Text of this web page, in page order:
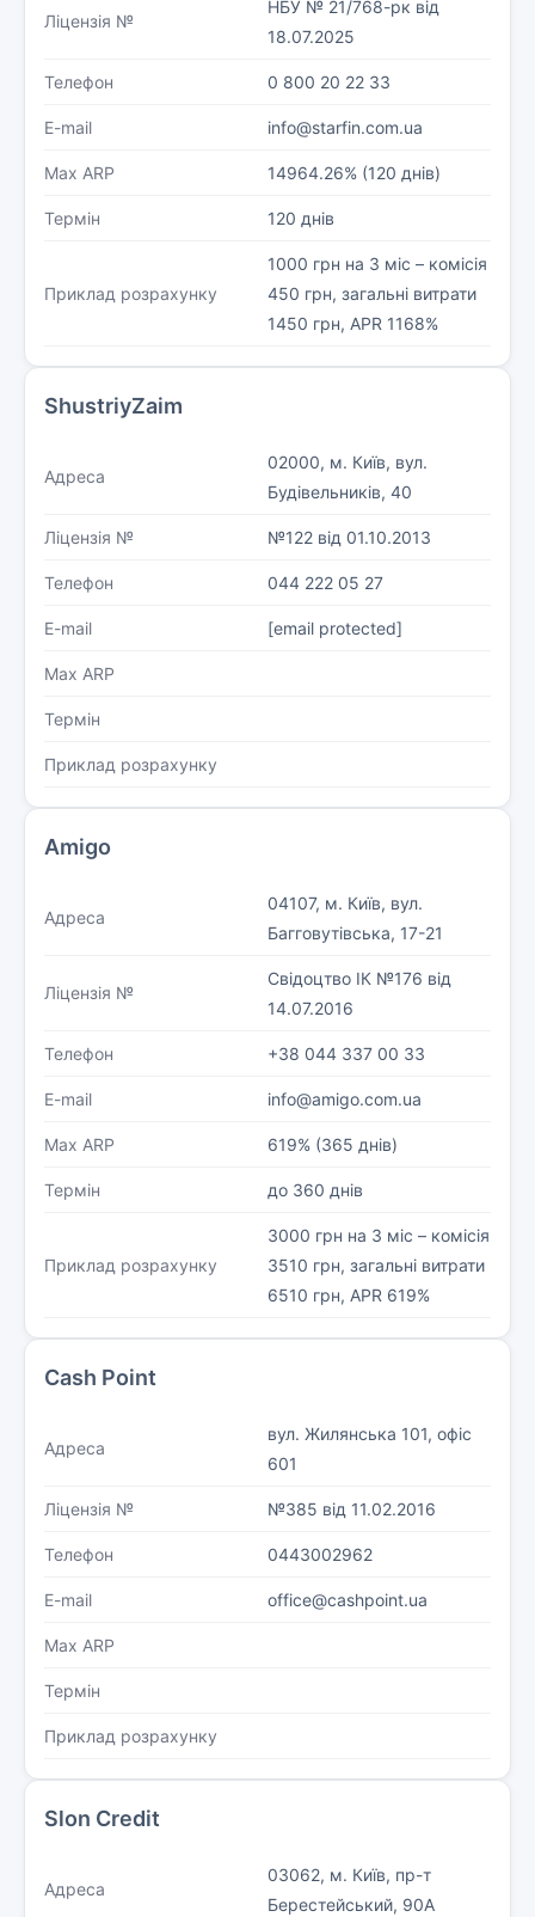
Ліцензія №
НБУ № 21/768-рк від
18.07.2025
Телефон 0 800 20 22 33
E-mail info@starfin.com.ua
Max ARP 14964.26% (120 днів)
Термін 120 днів
Приклад розрахунку
1000 грн на 3 міс – комісія
450 грн, загальні витрати
1450 грн, APR 1168%
ShustriyZaim
Адреса
02000, м. Київ, вул.
Будівельників, 40
Ліцензія № №122 від 01.10.2013
Телефон 044 222 05 27
E-mail [email protected]
Max ARP
Термін
Приклад розрахунку
Amigo
Адреса
04107, м. Київ, вул.
Багговутівська, 17-21
Ліцензія №
Свідоцтво ІК №176 від
14.07.2016
Телефон +38 044 337 00 33
E-mail info@amigo.com.ua
Max ARP 619% (365 днів)
Термін до 360 днів
Приклад розрахунку
3000 грн на 3 міс – комісія
3510 грн, загальні витрати
6510 грн, APR 619%
Cash Point
Адреса
вул. Жилянська 101, офіс
601
Ліцензія № №385 від 11.02.2016
Телефон 0443002962
E-mail office@cashpoint.ua
Max ARP
Термін
Приклад розрахунку
Slon Credit
Адреса
03062, м. Київ, пр-т
Берестейський, 90А